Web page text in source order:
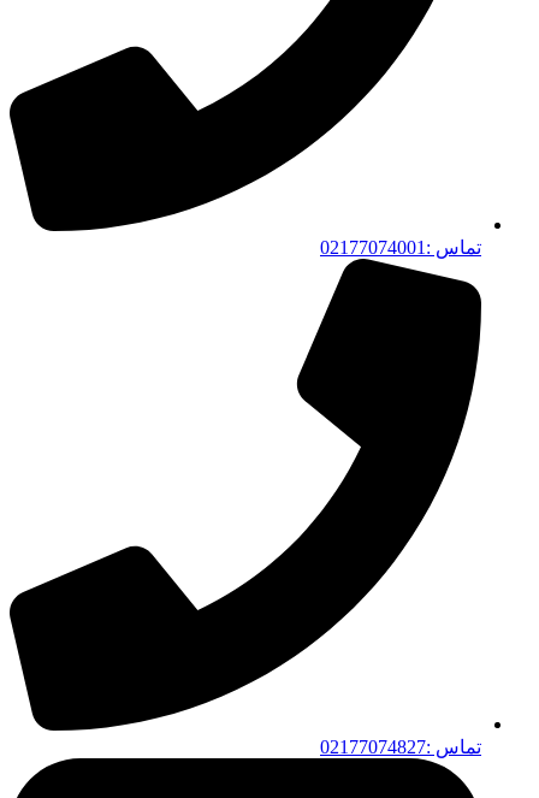
تماس :02177074001
تماس :02177074827